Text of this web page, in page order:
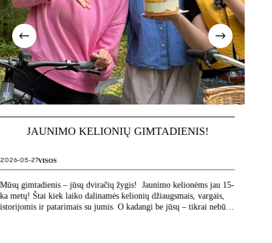
JAUNIMO KELIONIŲ GIMTADIENIS!
2026-05-27VISOS
Mūsų gimtadienis – jūsų dviračių žygis! Jaunimo kelionėms jau 15-
ka metų! Štai kiek laiko dalinamės kelionių džiaugsmais, vargais,
istorijomis ir patarimais su jumis. O kadangi be jūsų – tikrai nebūtų